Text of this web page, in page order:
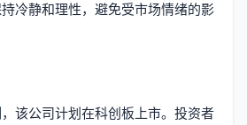
冷静和理性，避免受市场情绪的影
该公司计划在科创板上市。投资者